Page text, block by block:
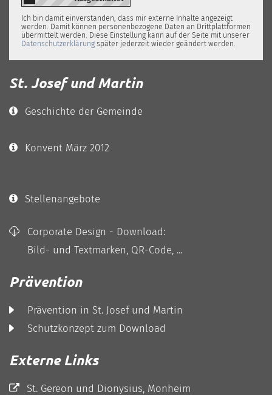
Ich bin damit einverstanden, dass mir externe Inhalte angezeigt
werden. Damit können personenbezogene Daten an Drittplattformen
übermittelt werden. Diese Einstellung kann auf der Seite mit unserer
Datenschutzerklärung später jederzeit wieder geändert werden.
St. Josef und Martin
Geschichte der Gemeinde
Konvent März 2012
Stellenangebote
Corporate Design - Download:
Bild- und Textmarken, QR-Code, ...
Prävention
Prävention in St. Josef und Martin
Schutzkonzept zum Download
Externe Links
St. Gereon und Dionysius, Monheim